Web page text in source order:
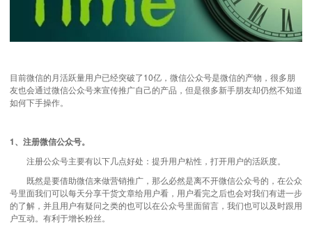
目前微信的月活跃量用户已经突破了10亿，微信公众号是微信的产物，很多朋
友也会通过微信公众号来宣传推广自己的产品，但是很多新手朋友却仍然不知道
如何下手操作。
1、注册微信公众号。
注册公众号主要有以下几点好处：提升用户粘性，打开用户的活跃度。
既然是要借助微信来做营销推广，那么必然是离不开微信公众号的，在公众
号里面我们可以每天分享干货文章给用户看，用户看完之后也会对我们有进一步
的了解，并且用户有疑问之类的也可以在公众号里面留言，我们也可以及时跟用
户互动。有利于增长粉丝。